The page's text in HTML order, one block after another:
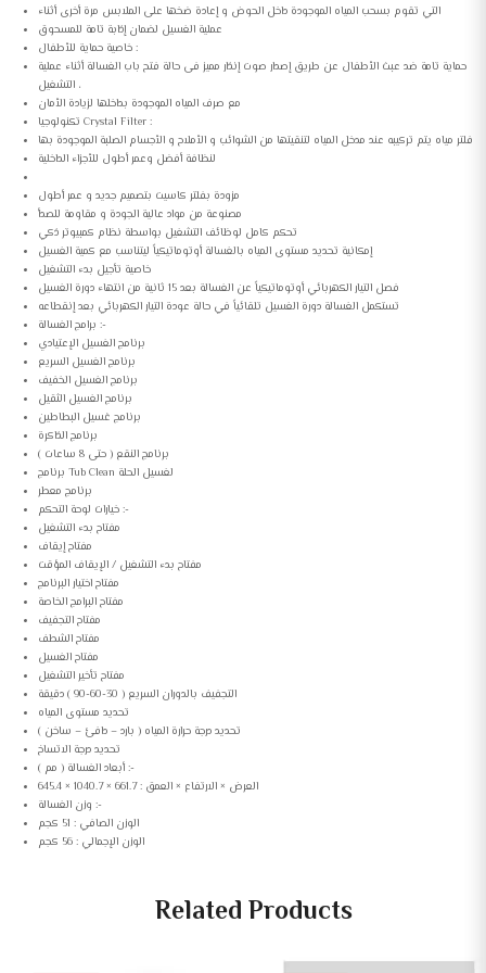
التي تقوم بسحب المياه الموجودة داخل الحوض و إعادة ضخها على الملابس مرة أخرى أثناء
عملية الغسيل لضمان إذابة تامة للمسحوق
خاصية حماية للأطفال :
حماية تامة ﺿﺪ ﻋﺒﺚ الأطفال ﻋﻦ ﻃﺮﻳﻖ إصدار صوت إنذار مميز ﻓﻰ ﺣﺎﻟﺔ ﻓﺘﺢ باب اﻟﻐﺴﺎﻟﺔ أثناء عملية
التشغيل ،
ﻣﻊ ﺻﺮف المياه الموجودة بداخلها لزيادة الأمان
تكنولوجيا Crystal Filter :
فلتر مياه يتم تركيبه عند مدخل المياه لتنقيتها من الشوائب و الأملاح و الأجسام الصلبة الموجودة بها
لنظافة أفضل وعمر أطول للأجزاء الداخلية
مزودة بفلتر كاسيت بتصميم جديد و عمر أطول
مصنوعة من مواد عالية الجودة و مقاومة للصدأ
تحكم كامل لوظائف التشغيل بواسطة نظام كمبيوتر ذكي
إمكانية تحديد مستوى المياه بالغسالة أوتوماتيكياً ليتناسب مع كمية الغسيل
خاصية تأجيل بدء التشغيل
فصل التيار الكهربائي أوتوماتيكياً عن الغسالة بعد 15 ثانية من انتهاء دورة الغسيل
تستكمل الغسالة دورة الغسيل تلقائياً في حالة عودة التيار الكهربائي بعد إنقطاعه
برامج الغسالة :-
برنامج الغسيل الإعتيادي
برنامج الغسيل السريع
برنامج الغسيل الخفيف
برنامج الغسيل الثقيل
برنامج غسيل البطاطين
برنامج الذاكرة
برنامج النقع ( حتى 8 ساعات )
برنامج Tub Clean لغسيل الحلة
برنامج معطر
خيارات لوحة التحكم :-
مفتاح بدء التشغيل
مفتاح إيقاف
مفتاح بدء التشغيل / الإيقاف المؤقت
مفتاح اختيار البرنامج
مفتاح البرامج الخاصة
مفتاح التجفيف
مفتاح الشطف
مفتاح الغسيل
مفتاح تأخير التشغيل
التجفيف بالدوران السريع ( 30-60-90 ) دقيقة
تحديد مستوى المياه
تحديد درجة حرارة المياه ( بارد – دافئ – ساخن )
تحديد درجة الاتساخ
أبعاد الغسالة ( مم ) :-
العرض × الارتفاع × العمق : 661.7 × 1040.7 × 645.4
وزن الغسالة :-
الوزن الصافي : 51 كجم
الوزن الإجمالي : 56 كجم
Related Products